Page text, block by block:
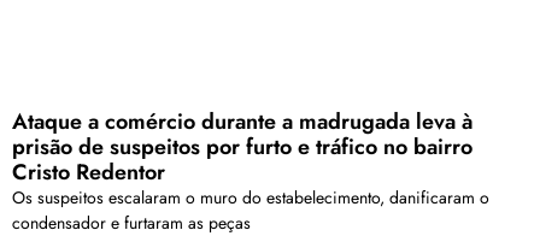
Ataque a comércio durante a madrugada leva à
prisão de suspeitos por furto e tráfico no bairro
Cristo Redentor
Os suspeitos escalaram o muro do estabelecimento, danificaram o
condensador e furtaram as peças